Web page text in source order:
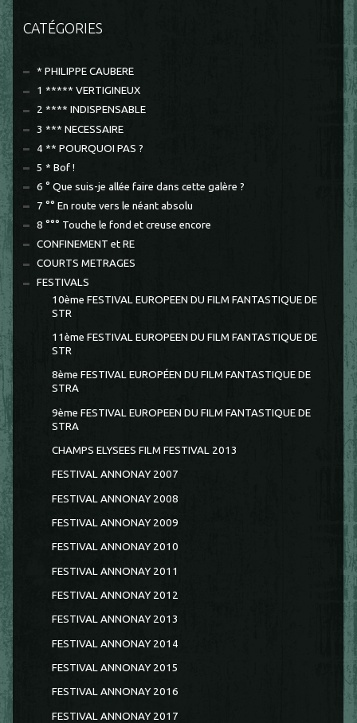
CATÉGORIES
* PHILIPPE CAUBERE
1 ***** VERTIGINEUX
2 **** INDISPENSABLE
3 *** NECESSAIRE
4 ** POURQUOI PAS ?
5 * Bof !
6 ° Que suis-je allée faire dans cette galère ?
7 °° En route vers le néant absolu
8 °°° Touche le fond et creuse encore
CONFINEMENT et RE
COURTS METRAGES
FESTIVALS
10ème FESTIVAL EUROPEEN DU FILM FANTASTIQUE DE
STR
11ème FESTIVAL EUROPEEN DU FILM FANTASTIQUE DE
STR
8ème FESTIVAL EUROPÉEN DU FILM FANTASTIQUE DE
STRA
9ème FESTIVAL EUROPEEN DU FILM FANTASTIQUE DE
STRA
CHAMPS ELYSEES FILM FESTIVAL 2013
FESTIVAL ANNONAY 2007
FESTIVAL ANNONAY 2008
FESTIVAL ANNONAY 2009
FESTIVAL ANNONAY 2010
FESTIVAL ANNONAY 2011
FESTIVAL ANNONAY 2012
FESTIVAL ANNONAY 2013
FESTIVAL ANNONAY 2014
FESTIVAL ANNONAY 2015
FESTIVAL ANNONAY 2016
FESTIVAL ANNONAY 2017